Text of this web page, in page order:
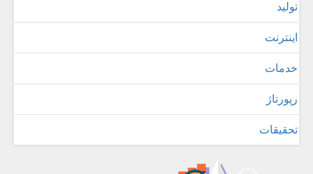
تولید
اینترنت
خدمات
رپورتاژ
تحقیقات